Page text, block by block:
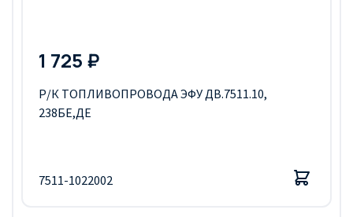
1 725 ₽
Р/К ТОПЛИВОПРОВОДА ЭФУ ДВ.7511.10,
238БЕ,ДЕ
7511-1022002